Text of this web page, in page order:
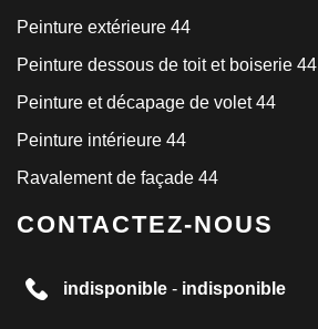
Peinture extérieure 44
Peinture dessous de toit et boiserie 44
Peinture et décapage de volet 44
Peinture intérieure 44
Ravalement de façade 44
CONTACTEZ-NOUS
indisponible - indisponible